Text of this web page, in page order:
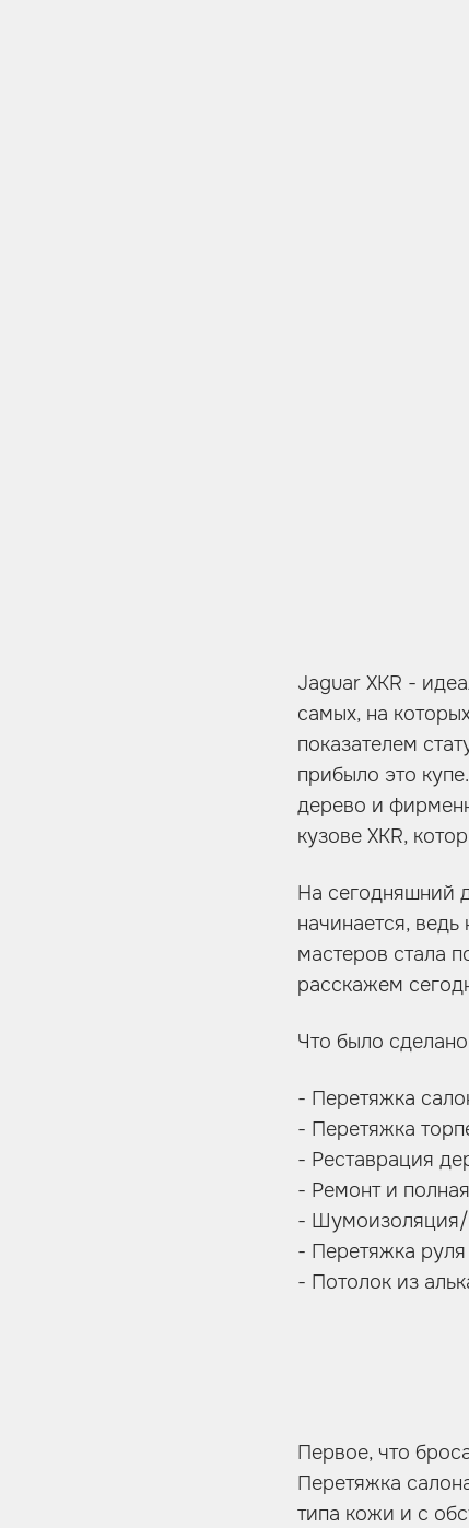
Jaguar XKR -
самых, на
показателем
прибыло это
дерево и
кузове XKR,
На сегодняшний
начинается,
мастеров стала
расскажем
Что было
- Перетяжка
- Перетяжка
- Реставрация
- Ремонт и
- Шумоизоляция/
- Перетяжка
- Потолок из
Первое, что
Перетяжка
типа кожи и с